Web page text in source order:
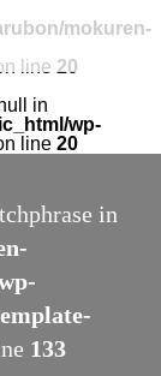
mokuren-
line 20
in
wp-
line 20
in
133